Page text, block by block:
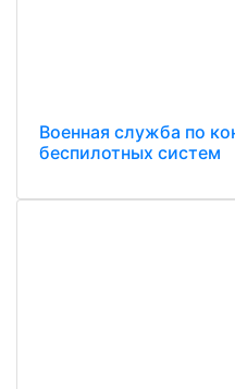
Военная служба по
беспилотных систем